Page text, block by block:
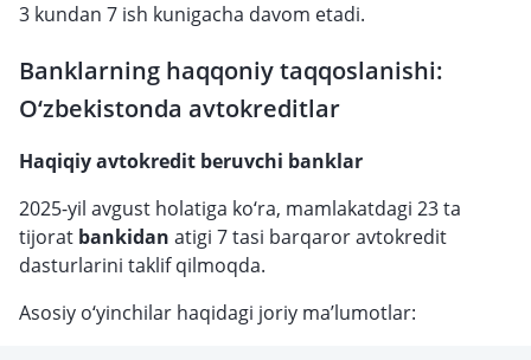
3 kundan 7 ish kunigacha davom etadi.
Banklarning haqqoniy taqqoslanishi:
O‘zbekistonda avtokreditlar
Haqiqiy avtokredit beruvchi banklar
2025-yil avgust holatiga ko‘ra, mamlakatdagi 23 ta
tijorat bankidan atigi 7 tasi barqaror avtokredit
dasturlarini taklif qilmoqda.
Asosiy o‘yinchilar haqidagi joriy ma’lumotlar: